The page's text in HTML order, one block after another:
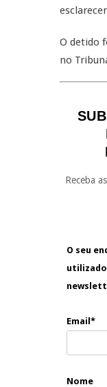
O detido
no
Receba
O seu
utilizado
Email*
Nome